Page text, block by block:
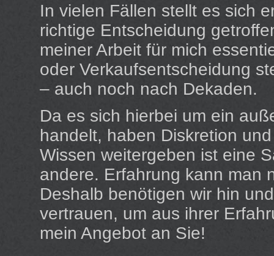
In vielen Fällen stellt es sich
richtige Entscheidung
meiner Arbeit für mich
oder Verkaufsentscheidung
– auch noch nach Dekaden.
Da es sich hierbei um ein
handelt, haben Diskretion
Wissen weitergeben ist eine
andere. Erfahrung kann man
Deshalb benötigen wir hin
vertrauen, um aus ihrer
mein Angebot an Sie!